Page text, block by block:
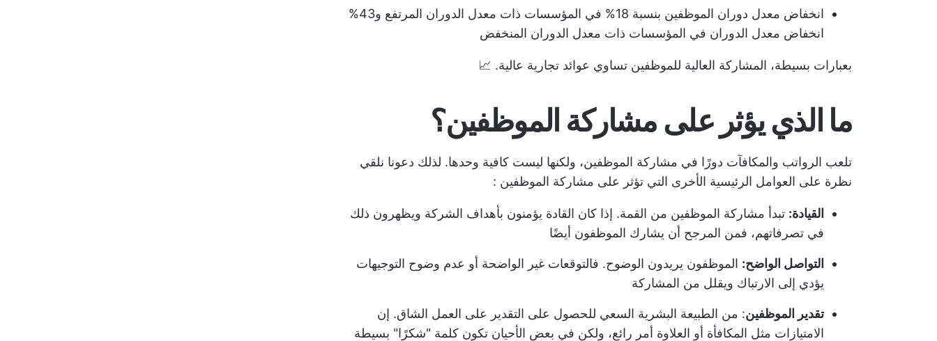
انخفاض معدل دوران الموظفين بنسبة 18% في المؤسسات ذات معدل الدوران المرتفع و43%
انخفاض معدل الدوران في المؤسسات ذات معدل الدوران المنخفض
بعبارات بسيطة، المشاركة العالية للموظفين تساوي عوائد تجارية عالية. 📈
ما الذي يؤثر على مشاركة الموظفين؟
تلعب الرواتب والمكافآت دورًا في مشاركة الموظفين، ولكنها ليست كافية وحدها. لذلك دعونا نلقي
نظرة على العوامل الرئيسية الأخرى التي تؤثر على مشاركة الموظفين :
القيادة: تبدأ مشاركة الموظفين من القمة. إذا كان القادة يؤمنون بأهداف الشركة ويظهرون ذلك
في تصرفاتهم، فمن المرجح أن يشارك الموظفون أيضًا
التواصل الواضح: الموظفون يريدون الوضوح. فالتوقعات غير الواضحة أو عدم وضوح التوجيهات
يؤدي إلى الارتباك ويقلل من المشاركة
تقدير الموظفين: من الطبيعة البشرية السعي للحصول على التقدير على العمل الشاق. إن
الامتيازات مثل المكافأة أو العلاوة أمر رائع، ولكن في بعض الأحيان تكون كلمة "شكرًا" بسيطة